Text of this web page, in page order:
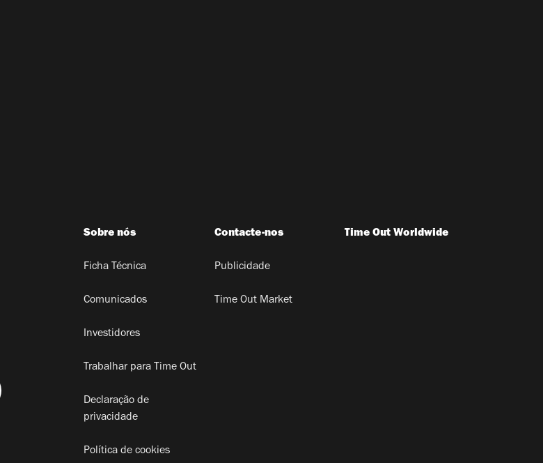
Sobre nós
Ficha Técnica
Comunicados
Investidores
Trabalhar para Time Out
Declaração de
privacidade
Política de cookies
Contacte-nos
Publicidade
Time Out Market
Time Out Worldwide